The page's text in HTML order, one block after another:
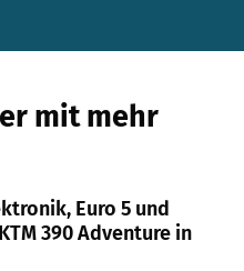
mit mehr
Euro 5 und
390 Adventure in